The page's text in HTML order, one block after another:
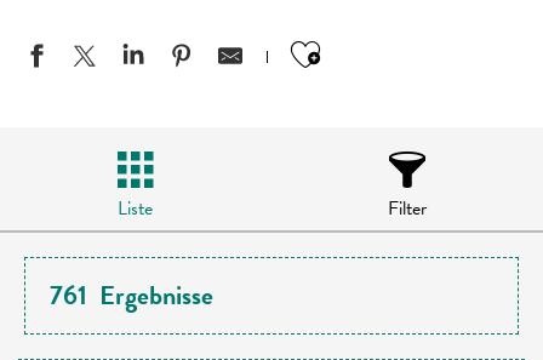
Ajouter aux
Liste Filter
761 Ergebnisse